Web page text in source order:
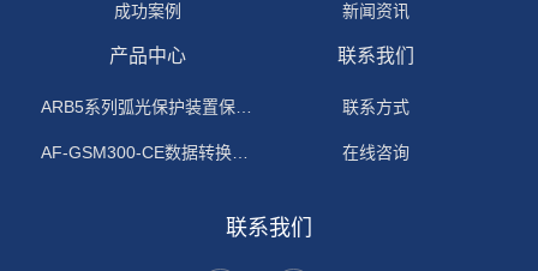
成功案例 新闻资讯
产品中心
ARB5系列弧光保护装置保护功能原理
AF-GSM300-CE数据转换模块
联系我们
联系方式
在线咨询
联系我们